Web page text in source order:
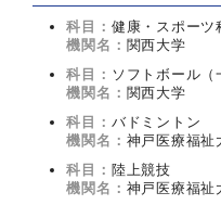
科目： 健康・スポーツ
機関名： 関西大学
科目： ソフトボール（
機関名： 関西大学
科目： バドミントン
機関名： 神戸医療福祉
科目： 陸上競技
機関名： 神戸医療福祉